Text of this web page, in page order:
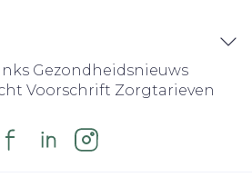
Gezondheidsnieuws
Voorschrift Zorgtarieven